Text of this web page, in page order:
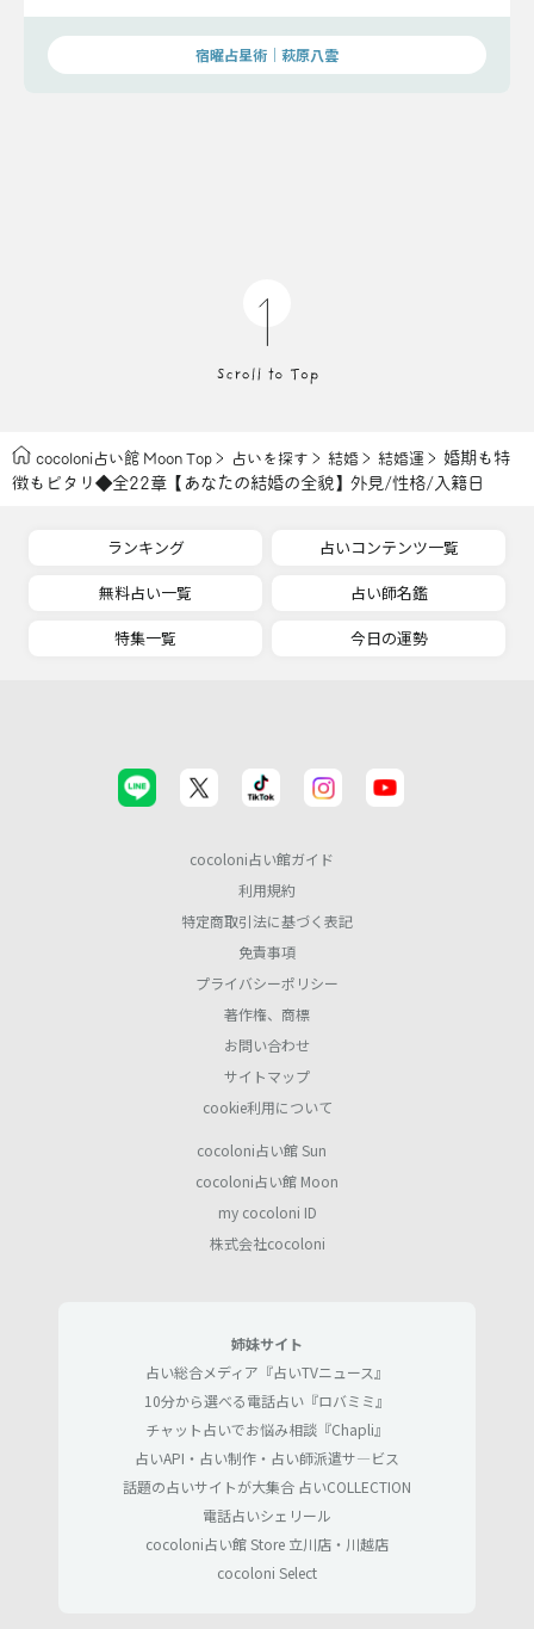
宿曜占星術│萩原八雲
cocoloni占い館 Moon Top 占いを探す 結婚 結婚運
婚期も特
徴もピタリ◆全22章【あなたの結婚の全貌】外見/性格/入籍日
ランキング
占いコンテンツ一覧
無料占い一覧
占い師名鑑
特集一覧
今日の運勢
cocoloni占い館ガイド
利用規約
特定商取引法に基づく表記
免責事項
プライバシーポリシー
著作権、商標
お問い合わせ
サイトマップ
cookie利用について
cocoloni占い館 Sun
cocoloni占い館 Moon
my cocoloni ID
株式会社cocoloni
姉妹サイト
占い総合メディア『占いTVニュース』
10分から選べる電話占い『ロバミミ』
チャット占いでお悩み相談『Chapli』
占いAPI・占い制作・占い師派遣サ―ビス
話題の占いサイトが大集合 占いCOLLECTION
電話占いシェリール
cocoloni占い館 Store 立川店・川越店
cocoloni Select